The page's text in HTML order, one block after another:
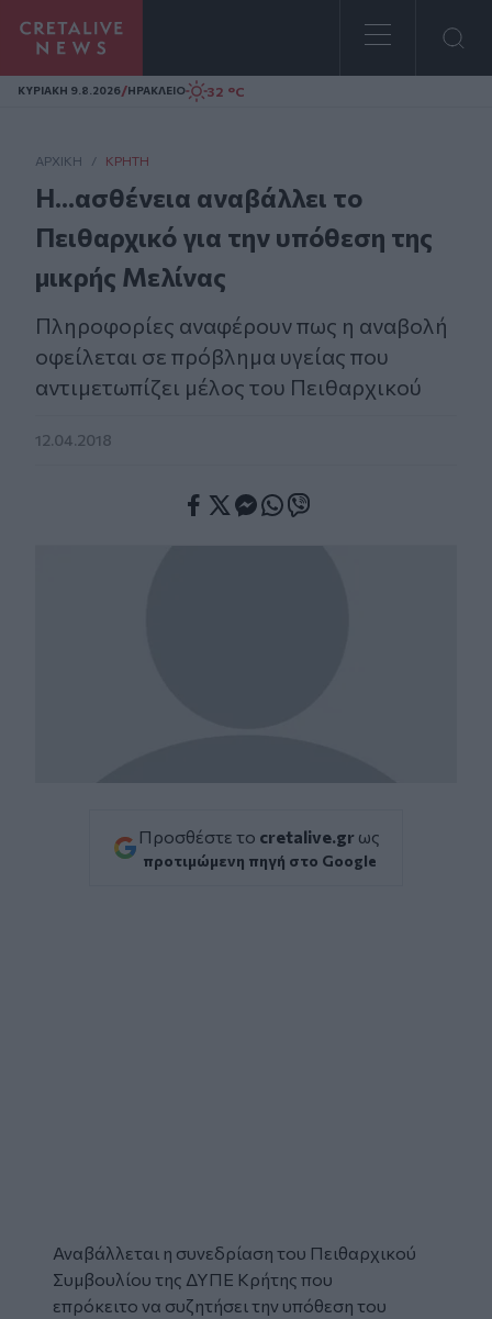
Homepage
ΚΥΡΙΑΚΗ 9.8.2026/ΗΡΑΚΛΕΙΟ 32 °C
ΑΡΧΙΚΗ / ΚΡΉΤΗ
Η...ασθένεια αναβάλλει το
Πειθαρχικό για την υπόθεση της
μικρής Μελίνας
Πληροφορίες αναφέρουν πως η αναβολή
οφείλεται σε πρόβλημα υγείας που
αντιμετωπίζει μέλος του Πειθαρχικού
12.04.2018
Προσθέστε το cretalive.gr ως
προτιμώμενη πηγή στο Google
Αναβάλλεται η συνεδρίαση του Πειθαρχικού
Συμβουλίου της ΔΥΠΕ Κρήτης που
επρόκειτο να συζητήσει την υπόθεση του